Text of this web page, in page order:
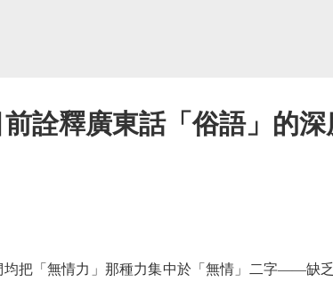
詮釋廣東話「俗語」的深
「無情力」那種力集中於「無情」二字——缺乏